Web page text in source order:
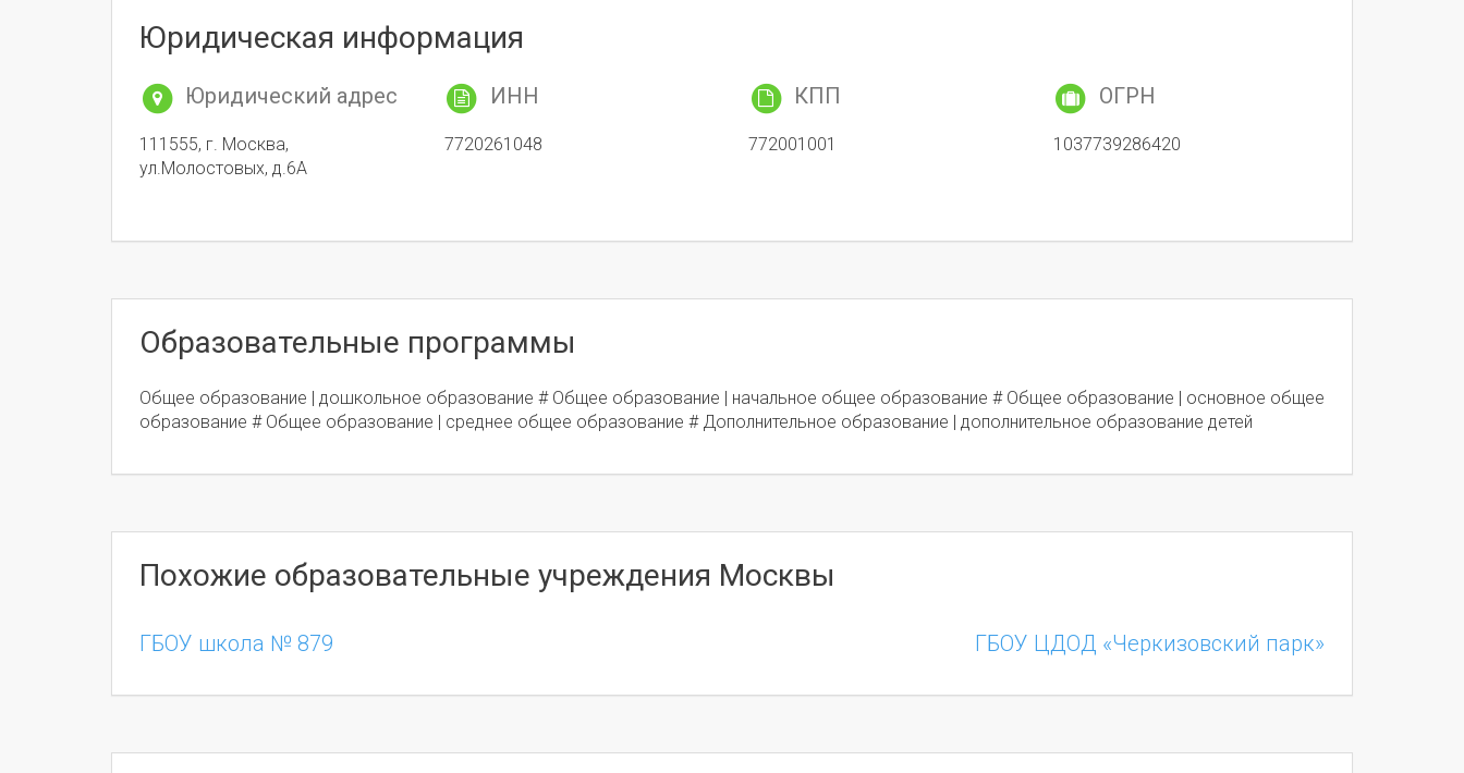
Юридическая информация
Юридический адрес
111555, г. Москва,
ул.Молостовых, д.6А
ИНН
7720261048
КПП
772001001
ОГРН
1037739286420
Образовательные программы
Общее образование | дошкольное образование # Общее образование | начальное общее образование # Общее образование | основное общее
образование # Общее образование | среднее общее образование # Дополнительное образование | дополнительное образование детей
Похожие образовательные учреждения Москвы
ГБОУ школа № 879 ГБОУ ЦДОД «Черкизовский парк»